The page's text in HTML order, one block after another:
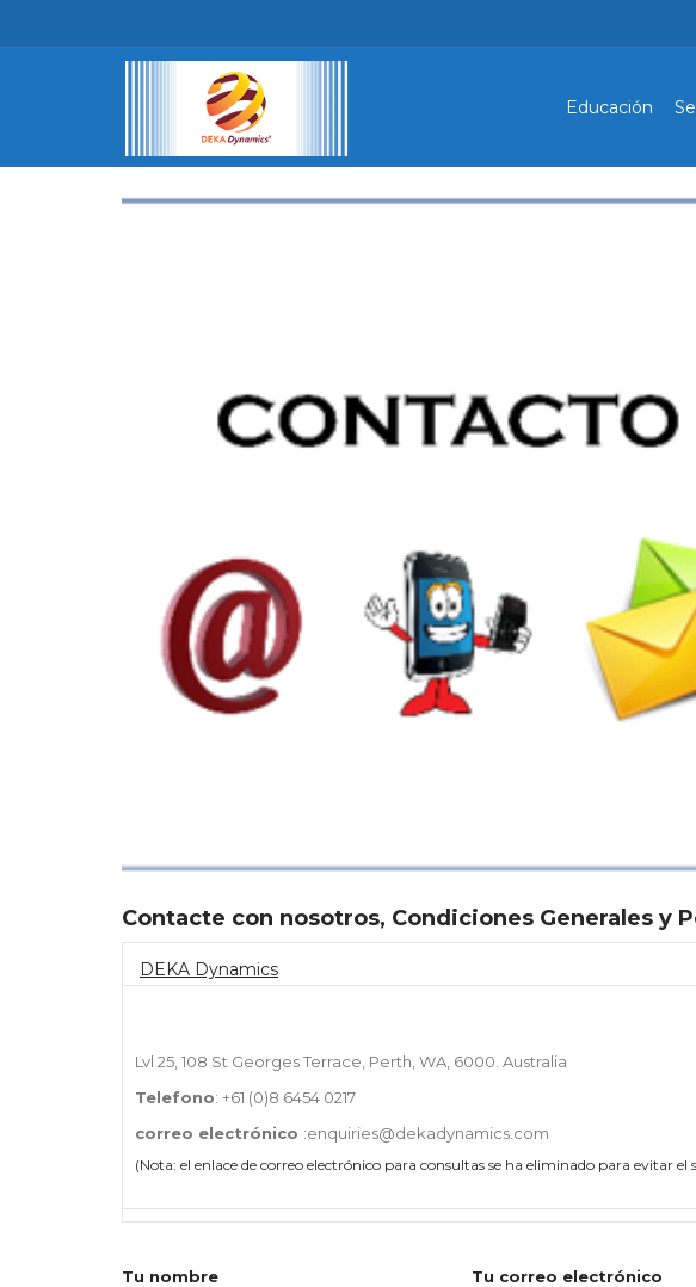
Educación
Contacte con nosotros, Condiciones Generales y
DEKA Dynamics
Lvl 25, 108 St Georges Terrace, Perth, WA, 6000. Australia
Telefono: +61 (0)8 6454 0217
correo electrónico :enquiries@dekadynamics.com
(Nota: el enlace de correo electrónico para consultas se ha eliminado para evitar el
Tu nombre Tu correo electrónico